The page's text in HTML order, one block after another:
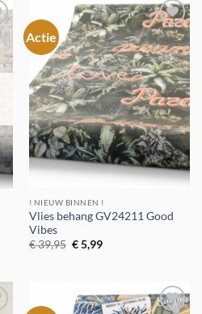
Actie
Toevoegen
aan
verlanglijst
! NIEUW BINNEN !
Vlies behang GV24211 Good
Vibes
€39,95 Oorspronkelijke
prijs
€5,99Huidige